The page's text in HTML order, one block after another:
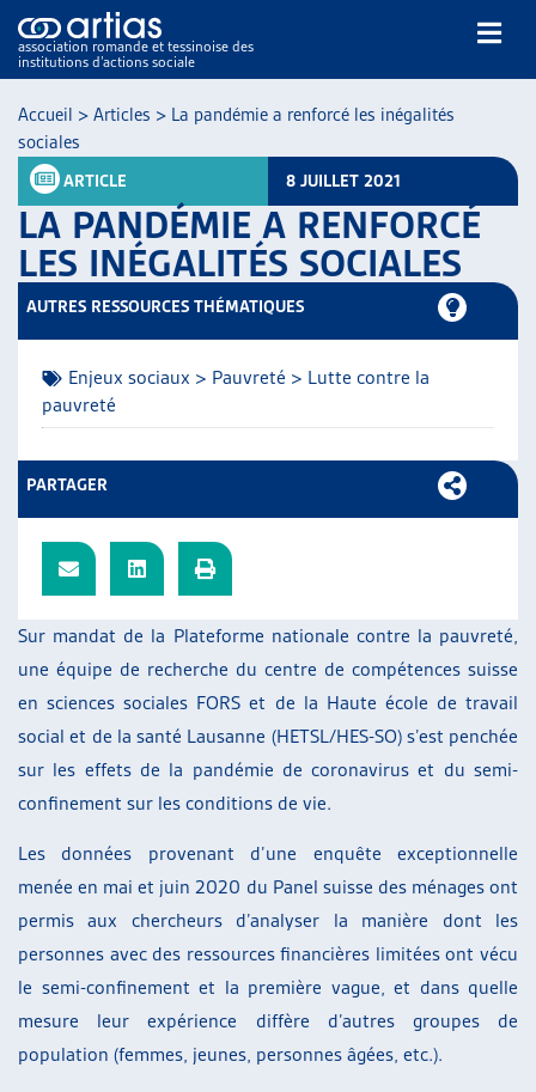
association romande et tessinoise des
institutions d’actions sociale
NOS PUBLICATIONS
VEILLE
RESSOURCES
THÉMATIQUES
GUIDE SOCIAL ROMAND
AUTRES
ARTIAS
JOURNÉES D’AUTOMNE
Accueil > Articles > La pandémie a renforcé les inégalités
sociales
ARTICLE 8 JUILLET 2021
LA PANDÉMIE A RENFORCÉ
LES INÉGALITÉS SOCIALES
Sur mandat de la Plateforme nationale contre la pauvreté,
une équipe de recherche du centre de compétences suisse
en sciences sociales FORS et de la Haute école de travail
social et de la santé Lausanne (HETSL/HES-SO) s’est penchée
sur les effets de la pandémie de coronavirus et du semi-
confinement sur les conditions de vie.
Les données provenant d’une enquête exceptionnelle
menée en mai et juin 2020 du Panel suisse des ménages ont
permis aux chercheurs d’analyser la manière dont les
personnes avec des ressources financières limitées ont vécu
le semi-confinement et la première vague, et dans quelle
mesure leur expérience diffère d’autres groupes de
population (femmes, jeunes, personnes âgées, etc.).
AUTRES RESSOURCES THÉMATIQUES
Enjeux sociaux > Pauvreté > Lutte contre la
pauvreté
PARTAGER